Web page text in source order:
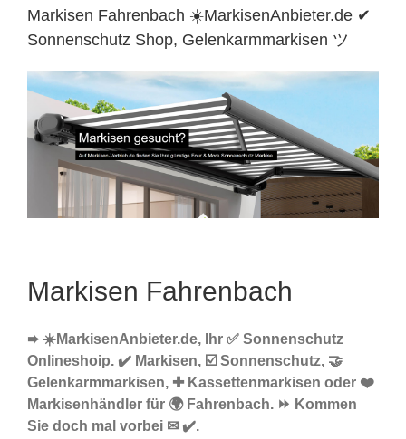
Markisen Fahrenbach ☀️MarkisenAnbieter.de ✔
Sonnenschutz Shop, Gelenkarmmarkisen ツ
Markisen Fahrenbach
➨ ☀️MarkisenAnbieter.de, Ihr ✅ Sonnenschutz
Onlineshoip. ✔️ Markisen, ☑️ Sonnenschutz, 🤝
Gelenkarmmarkisen, ✚ Kassettenmarkisen oder ❤️
Markisenhändler für 🌍 Fahrenbach. ⏩ Kommen
Sie doch mal vorbei ✉ ✔️.